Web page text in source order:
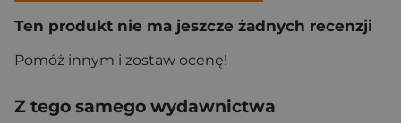
Ten produkt nie ma jeszcze żadnych recenzji
Pomóż innym i zostaw ocenę!
Z tego samego wydawnictwa